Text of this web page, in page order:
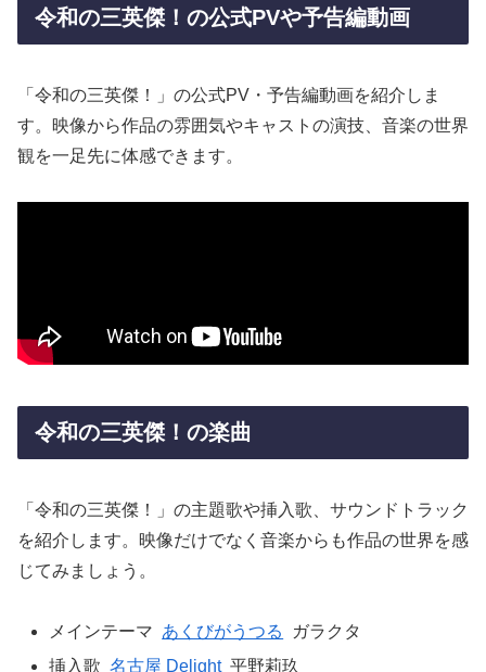
令和の三英傑！の公式PVや予告編動画
「令和の三英傑！」の公式PV・予告編動画を紹介しま
す。映像から作品の雰囲気やキャストの演技、音楽の世界
観を一足先に体感できます。
令和の三英傑！の楽曲
「令和の三英傑！」の主題歌や挿入歌、サウンドトラック
を紹介します。映像だけでなく音楽からも作品の世界を感
じてみましょう。
メインテーマ あくびがうつる
ガラクタ
挿入歌 名古屋 Delight 平野莉玖